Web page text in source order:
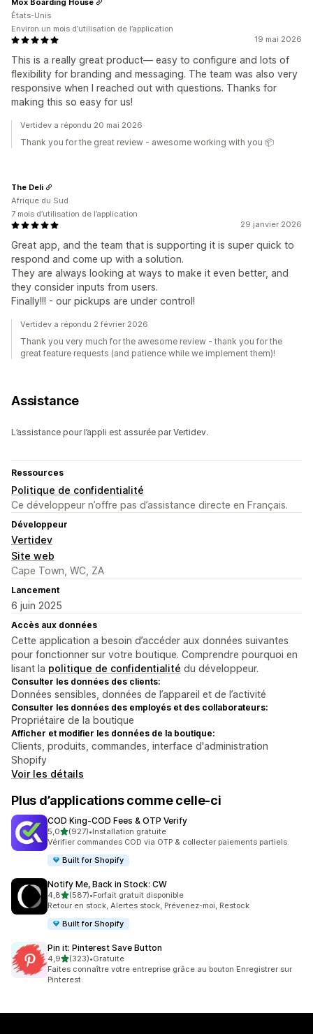
19 mai 2026
This is a really great product— easy to configure and lots of
flexibility for branding and messaging. The team was also very
responsive when I reached out with questions. Thanks for
making this so easy for us!
Mox Boarding House
États-Unis
Environ un mois d’utilisation de l’application
Vertidev a répondu 20 mai 2026
Thank you for the great review - awesome working with you 📦
29 janvier 2026
Great app, and the team that is supporting it is super quick to
respond and come up with a solution.
They are always looking at ways to make it even better, and
they consider inputs from users.
Finally!!! - our pickups are under control!
The Deli
Afrique du Sud
7 mois d’utilisation de l’application
Vertidev a répondu 2 février 2026
Thank you very much for the awesome review - thank you for the
great feature requests (and patience while we implement them)!
Assistance
L’assistance pour l’appli est assurée par Vertidev.
Ressources
Politique de confidentialité
Ce développeur n’offre pas d’assistance directe en Français.
Développeur
Vertidev
Site web
Cape Town, WC, ZA
Lancement
6 juin 2025
Accès aux données
Cette application a besoin d’accéder aux données suivantes
pour fonctionner sur votre boutique. Comprendre pourquoi en
lisant la politique de confidentialité du développeur.
Consulter les données des clients:
Données sensibles, données de l’appareil et de l’activité
Consulter les données des employés et des collaborateurs:
Propriétaire de la boutique
Afficher et modifier les données de la boutique:
Clients, produits, commandes, interface d'administration
Shopify
Voir les détails
Plus d’applications comme celle-ci
COD King‑COD Fees & OTP Verify
5,0étoile(s) sur 5
(927)
927 avis au total
•Installation gratuite
Vérifier commandes COD via OTP & collecter paiements partiels.
Built for Shopify
Notify Me, Back in Stock: CW
4,8étoile(s) sur 5
(587)
587 avis au total
•Forfait gratuit disponible
Retour en stock, Alertes stock, Prévenez-moi, Restock
Built for Shopify
Pin it: Pinterest Save Button
4,9étoile(s) sur 5
(323)
323 avis au total
•Gratuite
Faites connaître votre entreprise grâce au bouton Enregistrer sur
Pinterest.